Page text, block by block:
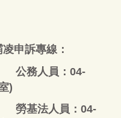
申訴專線：
04-
)
：04-